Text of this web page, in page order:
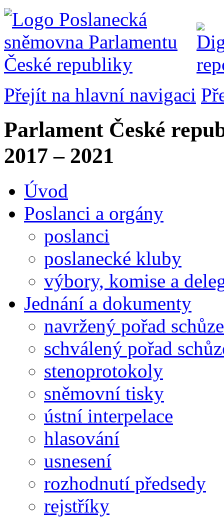
Přejít na hlavní navigaci
Parlament České
2017 – 2021
Úvod
Poslanci a orgány
poslanci
poslanecké kluby
výbory, komise a
Jednání a dokumenty
navržený pořad schůze
schválený pořad
stenoprotokoly
sněmovní tisky
ústní interpelace
hlasování
usnesení
rozhodnutí předsedy
rejstříky